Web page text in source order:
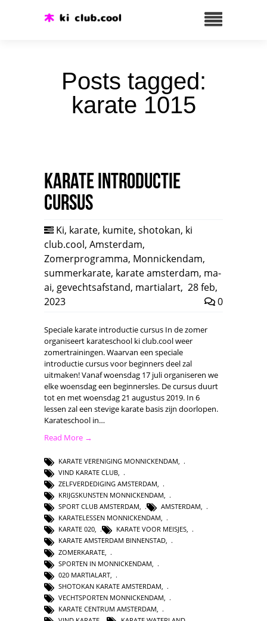
Posts tagged:
karate 1015
Karate introductie
cursus
Ki, karate, kumite, shotokan, ki
club.cool, Amsterdam,
Zomerprogramma, Monnickendam,
summerkarate, karate amsterdam, ma-
ai, gevechtsafstand, martialart, 28 feb,
2023
0
Speciale karate introductie cursus In de zomer
organiseert karateschool ki club.cool weer
zomertrainingen. Waarvan een speciale
introductie cursus voor beginners deel zal
uitmaken! Vanaf woensdag 17 juli organiseren we
elke woensdag een beginnersles. De cursus duurt
tot en met woensdag 21 augustus 2019. In 6
lessen zal een stevige karate basis zijn doorlopen.
Karateschool in…
Read More →
KARATE VERENIGING MONNICKENDAM,
VIND KARATE CLUB,
ZELFVERDEDIGING AMSTERDAM,
KRIJGSKUNSTEN MONNICKENDAM,
SPORT CLUB AMSTERDAM, AMSTERDAM,
KARATELESSEN MONNICKENDAM,
KARATE 020, KARATE VOOR MEISJES,
KARATE AMSTERDAM BINNENSTAD,
ZOMERKARATE
SPORTEN IN MONNICKENDAM
020 MARTIALART
SHOTOKAN KARATE AMSTERDAM
VECHTSPORTEN MONNICKENDAM
KARATE CENTRUM AMSTERDAM